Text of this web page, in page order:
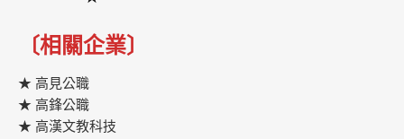
〔相關企業〕
★ 高見公職
★ 高鋒公職
★ 高漢文教科技